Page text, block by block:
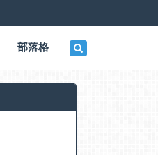
部落格